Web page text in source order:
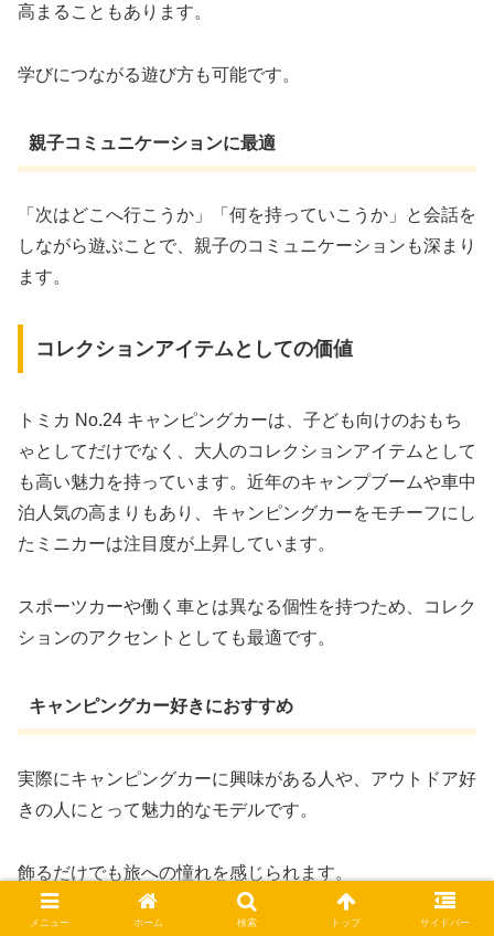
高まることもあります。
学びにつながる遊び方も可能です。
親子コミュニケーションに最適
「次はどこへ行こうか」「何を持っていこうか」と会話を
しながら遊ぶことで、親子のコミュニケーションも深まり
ます。
コレクションアイテムとしての価値
トミカ No.24 キャンピングカーは、子ども向けのおもち
ゃとしてだけでなく、大人のコレクションアイテムとして
も高い魅力を持っています。近年のキャンプブームや車中
泊人気の高まりもあり、キャンピングカーをモチーフにし
たミニカーは注目度が上昇しています。
スポーツカーや働く車とは異なる個性を持つため、コレク
ションのアクセントとしても最適です。
キャンピングカー好きにおすすめ
実際にキャンピングカーに興味がある人や、アウトドア好
きの人にとって魅力的なモデルです。
飾るだけでも旅への憧れを感じられます。
メニュー ホーム 検索 トップ サイドバー